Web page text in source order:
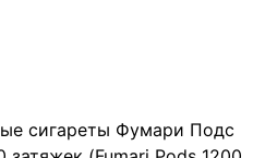
сигареты Фумари Подс